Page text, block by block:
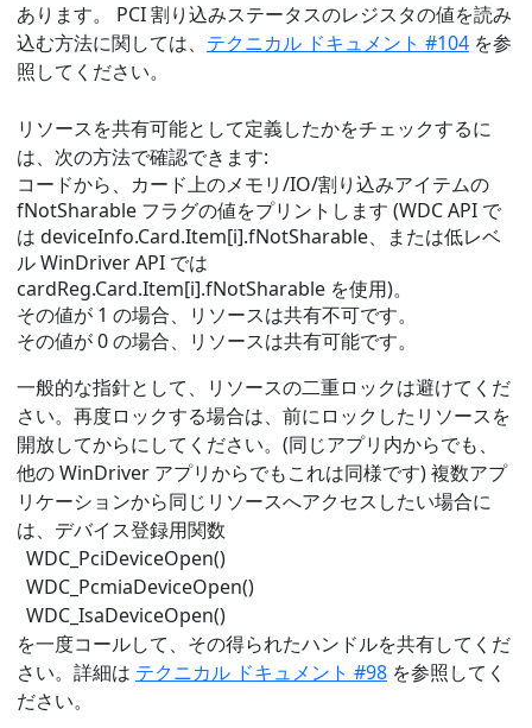
あります。 PCI 割り込みステータスのレジスタの値を読み
込む方法に関しては、 テクニカル ドキュメント #104 を参
照してください。
リソースを共有可能として定義したかをチェックするに
は、次の方法で確認できます:
コードから、カード上のメモリ/IO/割り込みアイテムの
fNotSharable フラグの値をプリントします (WDC API で
は deviceInfo.Card.Item[i].fNotSharable、または低レベ
ル WinDriver API では
cardReg.Card.Item[i].fNotSharable を使用)。
その値が 1 の場合、リソースは共有不可です。
その値が 0 の場合、リソースは共有可能です。
一般的な指針として、リソースの二重ロックは避けてくだ
さい。再度ロックする場合は、前にロックしたリソースを
開放してからにしてください。(同じアプリ内からでも、
他の WinDriver アプリからでもこれは同様です) 複数アプ
リケーションから同じリソースへアクセスしたい場合に
は、デバイス登録用関数
WDC_PciDeviceOpen()
WDC_PcmiaDeviceOpen()
WDC_IsaDeviceOpen()
を一度コールして、その得られたハンドルを共有してくだ
さい。詳細は テクニカル ドキュメント #98 を参照してく
ださい。